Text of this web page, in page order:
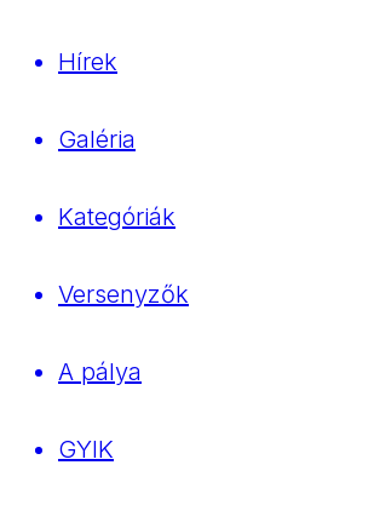
Hírek
Galéria
Kategóriák
Versenyzők
A pálya
GYIK